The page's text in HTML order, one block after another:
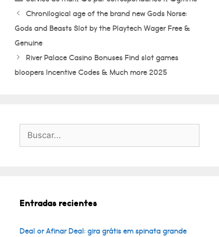
Chronilogical age of the brand new Gods Norse:
Gods and Beasts Slot by the Playtech Wager Free &
Genuine
River Palace Casino Bonuses Find slot games
bloopers Incentive Codes & Much more 2025
Buscar:
Entradas recientes
Deal or Afinar Deal: gira grátis em spinata grande